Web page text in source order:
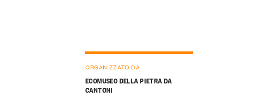
ORGANIZZATO DA
ECOMUSEO DELLA PIETRA DA
CANTONI